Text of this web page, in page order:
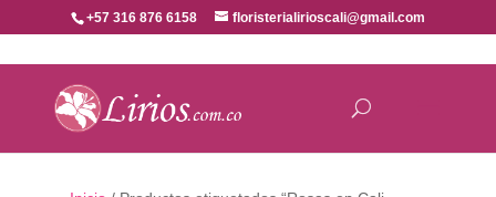
+57 316 876 6158 floristerialirioscali@gmail.com